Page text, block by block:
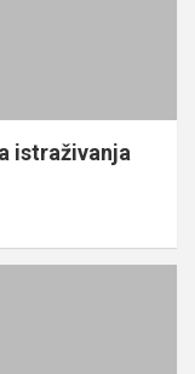
istraživanja